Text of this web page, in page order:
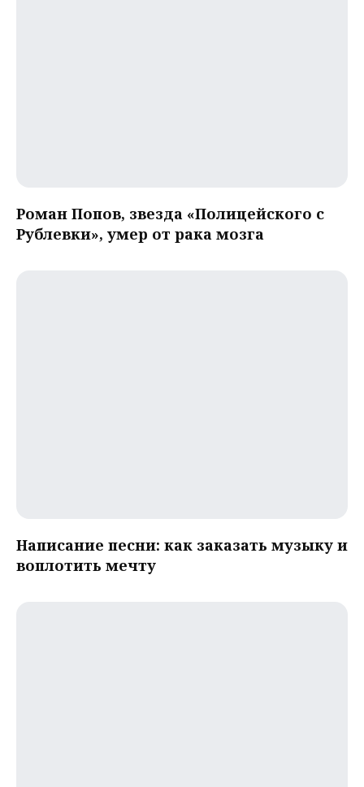
Роман Попов, звезда «Полицейского с
Рублевки», умер от рака мозга
Написание песни: как заказать музыку и
воплотить мечту